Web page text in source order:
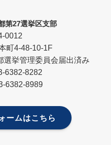
第27選挙区支部
0012
町4-48-10-1F
挙管理委員会届出済み
6382-8282
6382-8989
ームはこちら